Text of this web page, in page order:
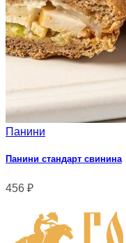
Панини
Панини стандарт свинина
456 ₽